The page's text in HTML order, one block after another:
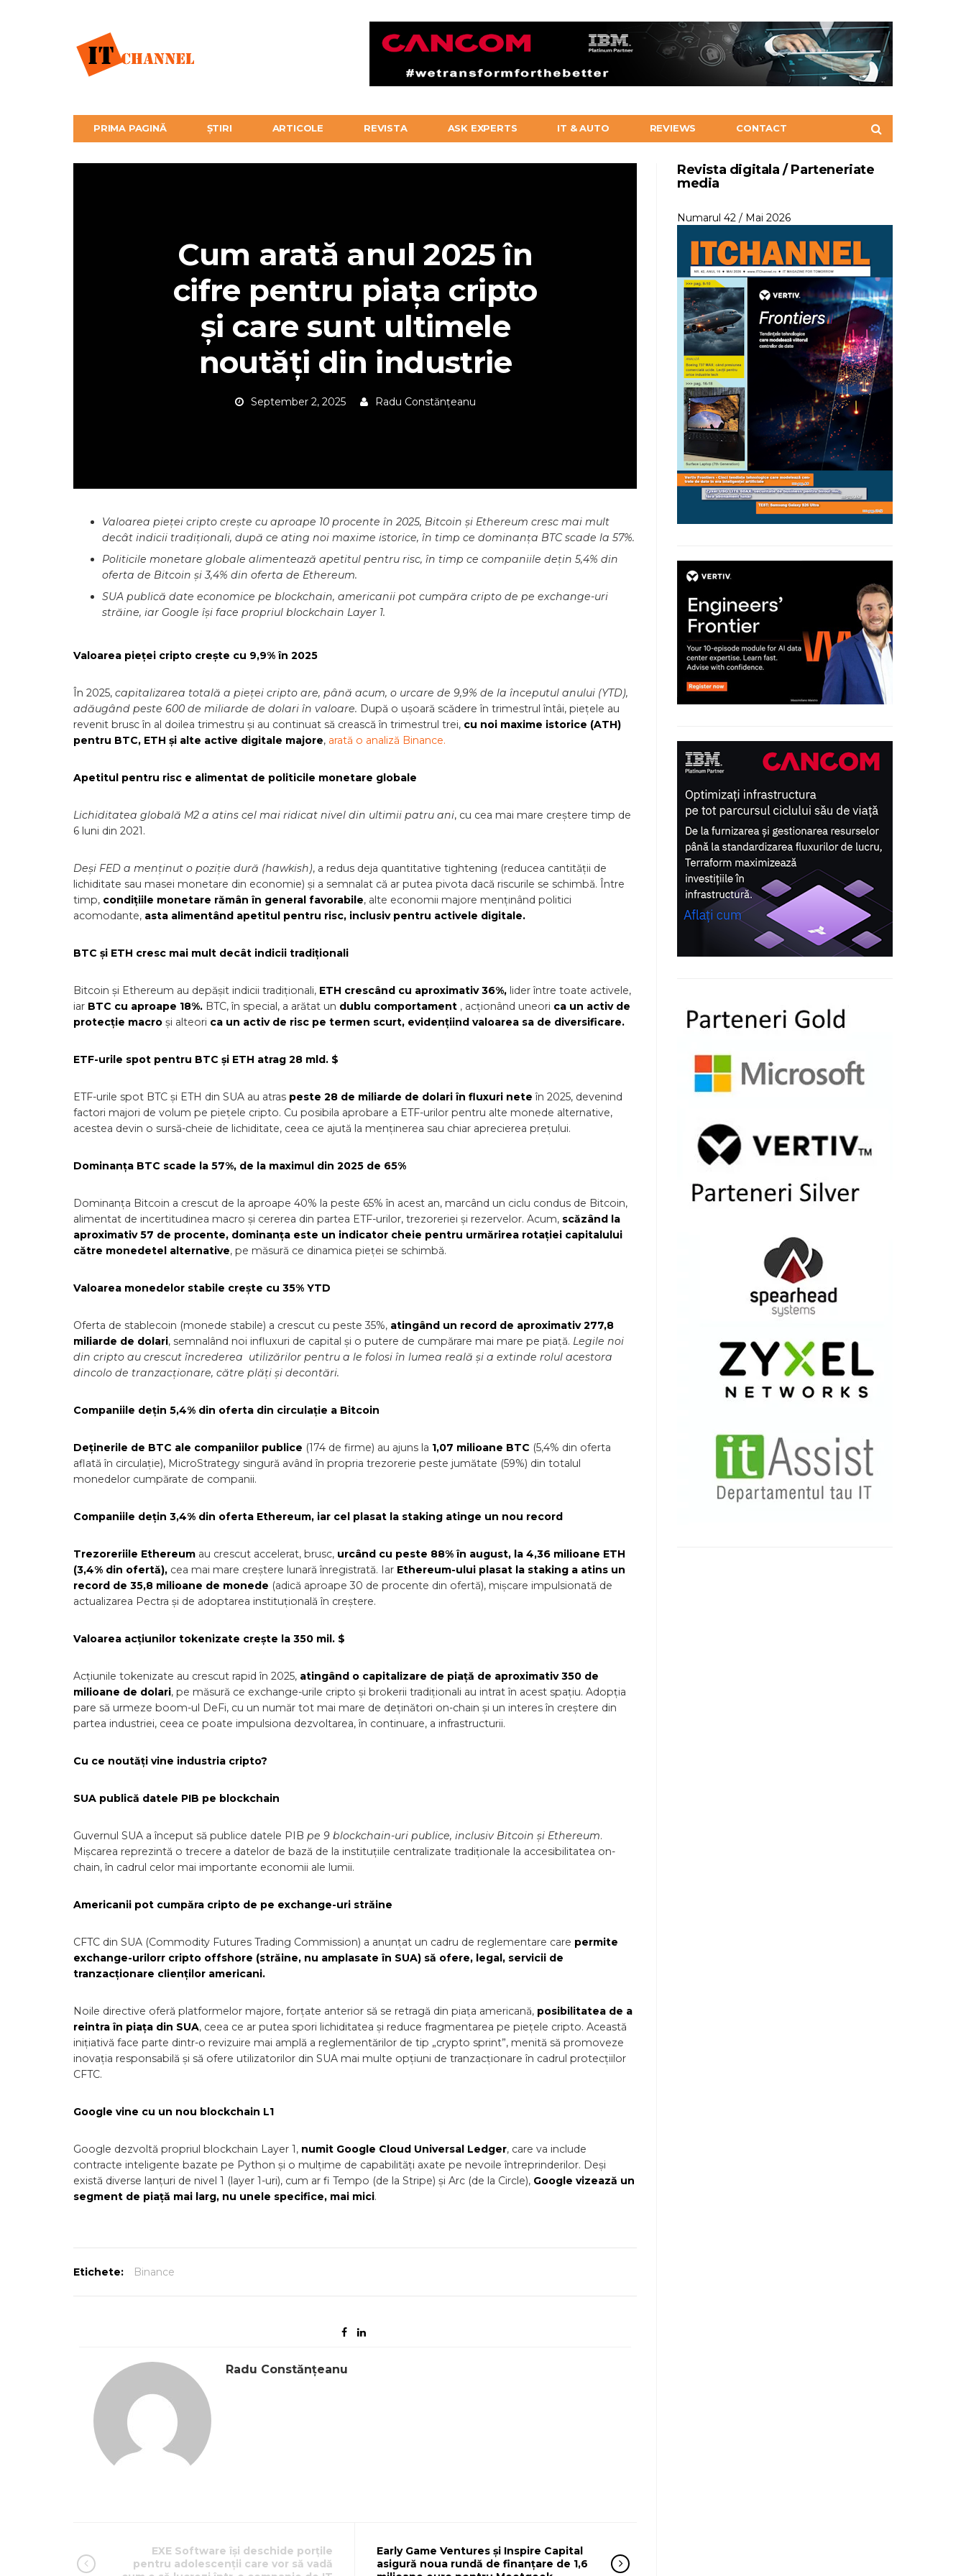
PRIMA PAGINĂ ȘTIRI ARTICOLE REVISTA ASK EXPERTS IT & AUTO REVIEWS CONTACT
Cum arată anul 2025 în
cifre pentru piața cripto
și care sunt ultimele
noutăți din industrie
September 2, 2025 Radu Constănțeanu
Valoarea pieței cripto crește cu aproape 10 procente în 2025, Bitcoin și Ethereum cresc mai mult
decât indicii tradiționali, după ce ating noi maxime istorice, în timp ce dominanța BTC scade la 57%.
Politicile monetare globale alimentează apetitul pentru risc, în timp ce companiile dețin 5,4% din
oferta de Bitcoin și 3,4% din oferta de Ethereum.
SUA publică date economice pe blockchain, americanii pot cumpăra cripto de pe exchange-uri
străine, iar Google își face propriul blockchain Layer 1.
Valoarea pieței cripto crește cu 9,9% în 2025
În 2025, capitalizarea totală a pieței cripto are, până acum, o urcare de 9,9% de la începutul anului (YTD),
adăugând peste 600 de miliarde de dolari în valoare. După o ușoară scădere în trimestrul întâi, piețele au
revenit brusc în al doilea trimestru și au continuat să crească în trimestrul trei, cu noi maxime istorice (ATH)
pentru BTC, ETH și alte active digitale majore, arată o analiză Binance.
Apetitul pentru risc e alimentat de politicile monetare globale
Lichiditatea globală M2 a atins cel mai ridicat nivel din ultimii patru ani, cu cea mai mare creștere timp de
6 luni din 2021.
Deși FED a menținut o poziție dură (hawkish), a redus deja quantitative tightening (reducea cantității de
lichiditate sau masei monetare din economie) și a semnalat că ar putea pivota dacă riscurile se schimbă. Între
timp, condițiile monetare rămân în general favorabile, alte economii majore menținând politici
acomodante, asta alimentând apetitul pentru risc, inclusiv pentru activele digitale.
BTC și ETH cresc mai mult decât indicii tradiționali
Bitcoin și Ethereum au depășit indicii tradiționali, ETH crescând cu aproximativ 36%, lider între toate activele,
iar BTC cu aproape 18%. BTC, în special, a arătat un dublu comportament , acționând uneori ca un activ de
protecție macro și alteori ca un activ de risc pe termen scurt, evidențiind valoarea sa de diversificare.
ETF-urile spot pentru BTC și ETH atrag 28 mld. $
ETF-urile spot BTC și ETH din SUA au atras peste 28 de miliarde de dolari în fluxuri nete în 2025, devenind
factori majori de volum pe piețele cripto. Cu posibila aprobare a ETF-urilor pentru alte monede alternative,
acestea devin o sursă-cheie de lichiditate, ceea ce ajută la menținerea sau chiar aprecierea prețului.
Dominanța BTC scade la 57%, de la maximul din 2025 de 65%
Dominanța Bitcoin a crescut de la aproape 40% la peste 65% în acest an, marcând un ciclu condus de Bitcoin,
alimentat de incertitudinea macro și cererea din partea ETF-urilor, trezoreriei și rezervelor. Acum, scăzând la
aproximativ 57 de procente, dominanța este un indicator cheie pentru urmărirea rotației capitalului
către monedetel alternative, pe măsură ce dinamica pieței se schimbă.
Valoarea monedelor stabile crește cu 35% YTD
Oferta de stablecoin (monede stabile) a crescut cu peste 35%, atingând un record de aproximativ 277,8
miliarde de dolari, semnalând noi influxuri de capital și o putere de cumpărare mai mare pe piață. Legile noi
din cripto au crescut încrederea utilizărilor pentru a le folosi în lumea reală și a extinde rolul acestora
dincolo de tranzacționare, către plăți și decontări.
Companiile dețin 5,4% din oferta din circulație a Bitcoin
Deținerile de BTC ale companiilor publice (174 de firme) au ajuns la 1,07 milioane BTC (5,4% din oferta
aflată în circulație), MicroStrategy singură având în propria trezorerie peste jumătate (59%) din totalul
monedelor cumpărate de companii.
Companiile dețin 3,4% din oferta Ethereum, iar cel plasat la staking atinge un nou record
Trezoreriile Ethereum au crescut accelerat, brusc, urcând cu peste 88% în august, la 4,36 milioane ETH
(3,4% din ofertă), cea mai mare creștere lunară înregistrată. Iar Ethereum-ului plasat la staking a atins un
record de 35,8 milioane de monede (adică aproape 30 de procente din ofertă), mișcare impulsionată de
actualizarea Pectra și de adoptarea instituțională în creștere.
Valoarea acțiunilor tokenizate crește la 350 mil. $
Acțiunile tokenizate au crescut rapid în 2025, atingând o capitalizare de piață de aproximativ 350 de
milioane de dolari, pe măsură ce exchange-urile cripto și brokerii tradiționali au intrat în acest spațiu. Adopția
pare să urmeze boom-ul DeFi, cu un număr tot mai mare de deținători on-chain și un interes în creștere din
partea industriei, ceea ce poate impulsiona dezvoltarea, în continuare, a infrastructurii.
Cu ce noutăți vine industria cripto?
SUA publică datele PIB pe blockchain
Guvernul SUA a început să publice datele PIB pe 9 blockchain-uri publice, inclusiv Bitcoin și Ethereum.
Mișcarea reprezintă o trecere a datelor de bază de la instituțiile centralizate tradiționale la accesibilitatea on-
chain, în cadrul celor mai importante economii ale lumii.
Americanii pot cumpăra cripto de pe exchange-uri străine
CFTC din SUA (Commodity Futures Trading Commission) a anunțat un cadru de reglementare care permite
exchange-urilorr cripto offshore (străine, nu amplasate în SUA) să ofere, legal, servicii de
tranzacționare clienților americani.
Noile directive oferă platformelor majore, forțate anterior să se retragă din piața americană, posibilitatea de a
reintra în piața din SUA, ceea ce ar putea spori lichiditatea și reduce fragmentarea pe piețele cripto. Această
inițiativă face parte dintr-o revizuire mai amplă a reglementărilor de tip „crypto sprint”, menită să promoveze
inovația responsabilă și să ofere utilizatorilor din SUA mai multe opțiuni de tranzacționare în cadrul protecțiilor
CFTC.
Google vine cu un nou blockchain L1
Google dezvoltă propriul blockchain Layer 1, numit Google Cloud Universal Ledger, care va include
contracte inteligente bazate pe Python și o mulțime de capabilități axate pe nevoile întreprinderilor. Deși
există diverse lanțuri de nivel 1 (layer 1-uri), cum ar fi Tempo (de la Stripe) și Arc (de la Circle), Google vizează un
segment de piață mai larg, nu unele specifice, mai mici.
Etichete: Binance
Radu Constănțeanu
EXE Software își deschide porțile
pentru adolescenții care vor să vadă
Early Game Ventures și Inspire Capital
asigură noua rundă de finanțare de 1,6
Revista digitala / Parteneriate
media
Numarul 42 / Mai 2026